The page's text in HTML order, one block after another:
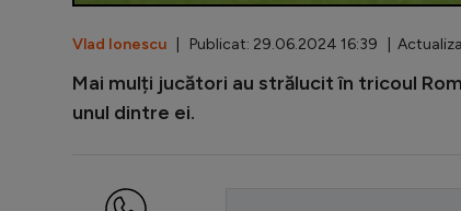
Vlad Ionescu | Publicat: 29.06.2024 16:39 |
Mai mulți jucători au strălucit în tricoul
unul dintre ei.